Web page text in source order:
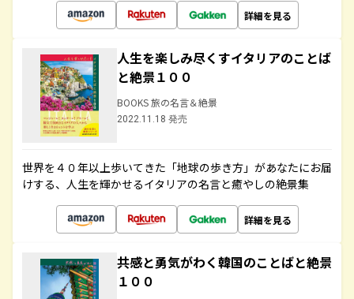
詳細を見る
人生を楽しみ尽くすイタリアのことば
と絶景１００
BOOKS 旅の名言＆絶景
2022.11.18 発売
世界を４０年以上歩いてきた「地球の歩き方」があなたにお届
けする、人生を輝かせるイタリアの名言と癒やしの絶景集
詳細を見る
共感と勇気がわく韓国のことばと絶景
１００